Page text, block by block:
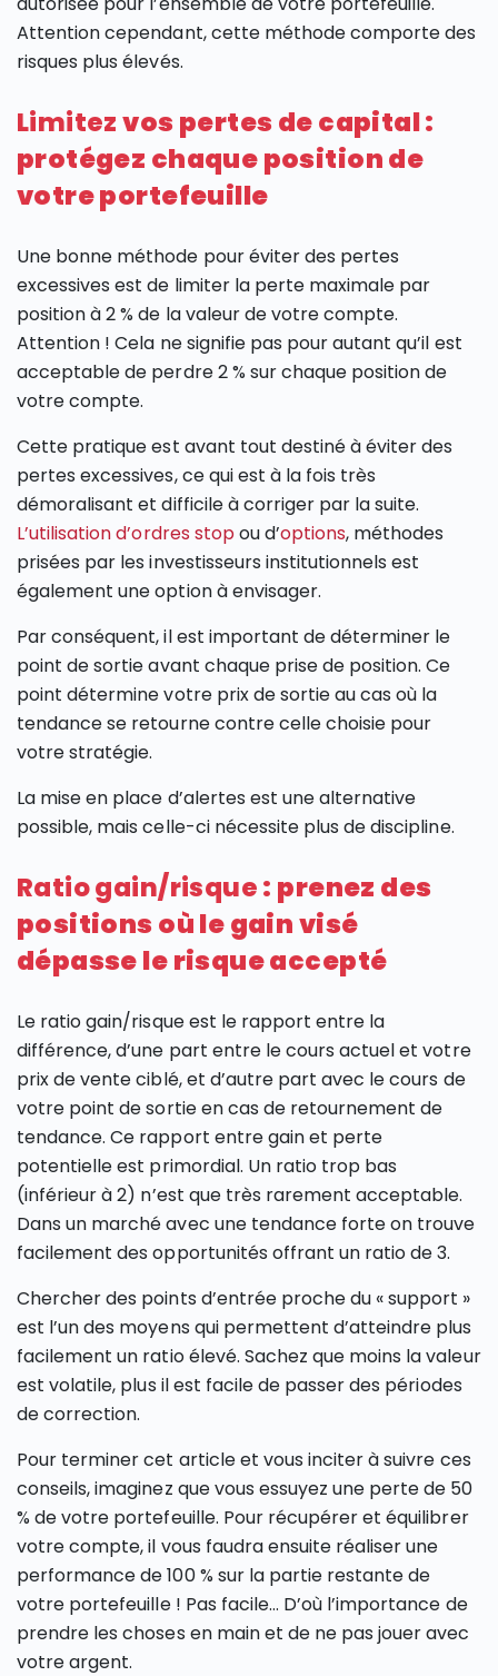
Attention cependant, cette méthode comporte des
risques plus élevés.
Limitezvos pertes de capital :
protégez chaque position de
votre portefeuille
Une bonne méthode pour éviter des pertes
excessives est de limiter la perte maximale par
position à 2 % de la valeur de votre compte.
Attention ! Cela ne signifie pas pour autant qu’il est
acceptable de perdre 2 % sur chaque position de
votre compte.
Cette pratique est avant tout destiné à éviter des
pertes excessives, ce qui est à la fois très
démoralisant et difficile à corriger par la suite.
L’utilisation d’ordres stopou d’options, méthodes
prisées par les investisseurs institutionnels est
également une option à envisager.
Par conséquent, il est important de déterminer le
point de sortie avant chaque prise de position. Ce
point détermine votre prix de sortie au cas où la
tendance se retourne contre celle choisie pour
votre stratégie.
La mise en place d’alertes est une alternative
possible, mais celle-ci nécessite plus de discipline.
Ratio gain/risque: prenez des
positions où le gain visé
dépasse le risque accepté
Le ratio gain/risque est le rapport entre la
différence, d’une part entre le cours actuel et votre
prix de vente ciblé, et d’autre part avec le cours de
votre point de sortie en cas de retournement de
tendance. Ce rapport entre gain et perte
potentielle est primordial. Un ratio trop bas
(inférieur à 2) n’est que très rarement acceptable.
Dans un marché avec une tendance forte on trouve
facilement des opportunités offrant un ratio de 3.
Chercher des points d’entrée proche du « support »
est l’un des moyens qui permettent d’atteindre plus
facilement un ratio élevé. Sachez que moins la valeur
est volatile, plus il est facile de passer des périodes
de correction.
Pour terminer cet article et vous inciter à suivre ces
conseils, imaginez que vous essuyez une perte de 50
% de votre portefeuille. Pour récupérer et équilibrer
votre compte, il vous faudra ensuite réaliser une
performance de 100 % sur la partie restante de
votre portefeuille ! Pas facile… D’où l’importance de
prendre les choses en main et de ne pas jouer avec
votre argent.